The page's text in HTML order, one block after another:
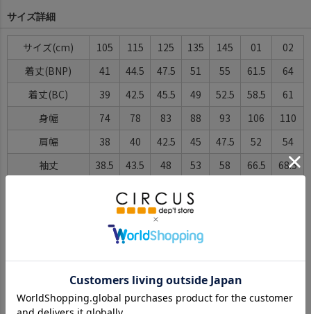
サイズ詳細
サイズ 105 115 125 135 145 01
02
着丈(BNP)
41 44.5 47.5 51 55 61.5
64
着丈(BC)
39 42.5 45.5 49 52.5 58.5
61
身幅
74 78 83 88 93 106
110
肩幅
38 40 42.5 45 47.5 52
54
袖丈
38.5 43.5 48 53 58 66.5
68.5
50 55 60
※BCはバックセンター（首から裾までの後中心）です。
※SNPはサイドネックポイント（肩から裾までの直線で計測した長
サイズ詳細について